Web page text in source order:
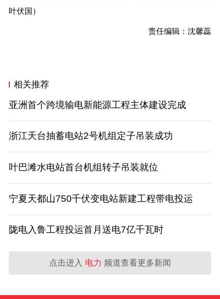
叶伏国）
责任编辑：沈馨蕊
相关推荐
亚洲首个跨境输电新能源工程主体建设完成
浙江天台抽蓄电站2号机组定子吊装成功
叶巴滩水电站首台机组转子吊装就位
宁夏天都山750千伏变电站新建工程带电投运
陇电入鲁工程投运首月送电7亿千瓦时
点击进入 电力 频道查看更多新闻